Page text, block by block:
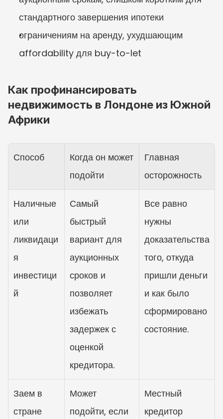
стандартного завершения ипотеки
ограничениям на аренду, ухудшающим
affordability для buy-to-let
Как профинансировать
недвижимость в Лондоне из Южной
Африки
Способ
Когда он может
подойти
Главная
осторожность
Наличные
или
ликвидаци
я
инвестици
й
Самый
быстрый
вариант для
аукционных
сроков и
позволяет
избежать
задержек с
оценкой
кредитора.
Все равно
нужны
доказательства
того, откуда
пришли деньги
и как было
сформировано
состояние.
Заем в
стране
Может
подойти, если
Местный
кредитор